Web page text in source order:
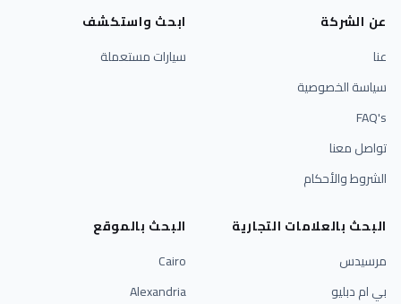
عن الشركة
عنا
سياسة الخصوصية
FAQ's
تواصل معنا
الشروط والأحكام
ابحث واستكشف
سيارات مستعملة
البحث بالعلامات التجارية
مرسيدس
بي ام دبليو
البحث بالموقع
Cairo
Alexandria